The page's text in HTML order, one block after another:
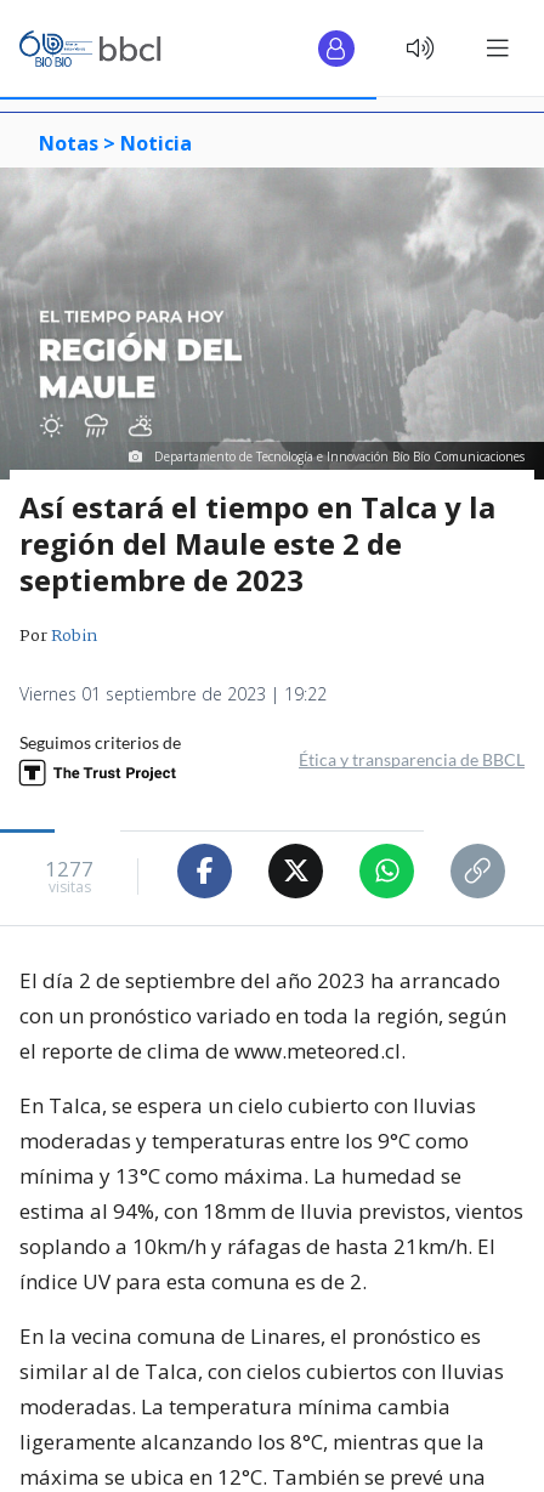
Notas > Noticia
Departamento de Tecnología e Innovación Bío Bío Comunicaciones
Así estará el tiempo en Talca y la
región del Maule este 2 de
septiembre de 2023
PorRobin
Viernes 01 septiembre de 2023 | 19:22
Seguimos criterios de
Ética y transparencia de BBCL
1277
visitas
El día 2 de septiembre del año 2023 ha arrancado
con un pronóstico variado en toda la región, según
el reporte de clima de www.meteored.cl.
En Talca, se espera un cielo cubierto con lluvias
moderadas y temperaturas entre los 9°C como
mínima y 13°C como máxima. La humedad se
estima al 94%, con 18mm de lluvia previstos, vientos
soplando a 10km/h y ráfagas de hasta 21km/h. El
índice UV para esta comuna es de 2.
En la vecina comuna de Linares, el pronóstico es
similar al de Talca, con cielos cubiertos con lluvias
moderadas. La temperatura mínima cambia
ligeramente alcanzando los 8°C, mientras que la
máxima se ubica en 12°C. También se prevé una